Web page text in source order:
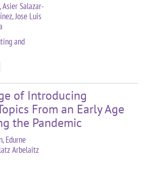
Asier Salazar-
Jose Luis
and
of Introducing
From an Early Age
the Pandemic
Edurne
Arbelaitz